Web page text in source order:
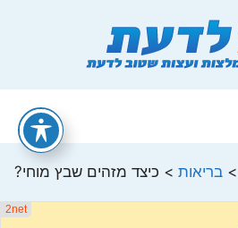
> בריאות > כיצד מזהים שבץ מוחי?